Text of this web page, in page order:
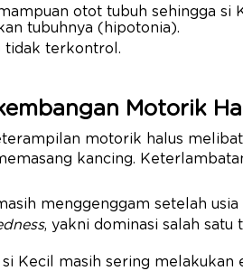
otot tubuh sehingga si
tubuhnya (hipotonia).
tidak terkontrol.
Motorik
motorik halus
kancing.
menggenggam setelah usia
, yakni dominasi salah satu
si Kecil masih sering melakukan